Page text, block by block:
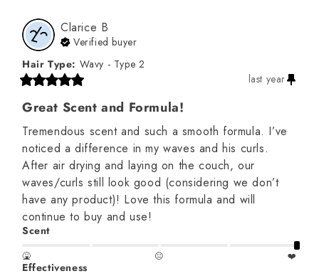
Clarice B
Verified buyer
Hair Type: Wavy - Type 2
last year
Great Scent and Formula!
Tremendous scent and such a smooth formula. I’ve
noticed a difference in my waves and his curls.
After air drying and laying on the couch, our
waves/curls still look good (considering we don’t
have any product)! Love this formula and will
continue to buy and use!
Scent
🤮 😐 ❤️
Effectiveness